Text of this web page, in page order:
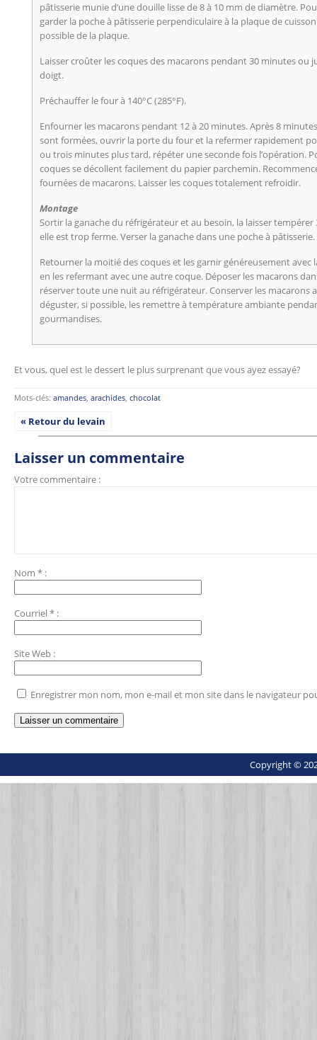
pâtisserie munie d’une douille lisse de 8 à 10 mm de diamètre.
garder la poche à pâtisserie perpendiculaire à la plaque de
possible de la plaque.
Laisser croûter les coques des macarons pendant 30 minutes ou
doigt.
Préchauffer le four à 140°C (285°F).
Enfourner les macarons pendant 12 à 20 minutes. Après 8
sont formées, ouvrir la porte du four et la refermer rapidement
ou trois minutes plus tard, répéter une seconde fois l’opération.
coques se décollent facilement du papier parchemin.
fournées de macarons. Laisser les coques totalement refroidir.
Montage
Sortir la ganache du réfrigérateur et au besoin, la laisser tempérer
elle est trop ferme. Verser la ganache dans une poche à pâtisserie.
Retourner la moitié des coques et les garnir généreusement avec
en les refermant avec une autre coque. Déposer les macarons
réserver toute une nuit au réfrigérateur. Conserver les macarons
déguster, si possible, les remettre à température ambiante
gourmandises.
Et vous, quel est le dessert le plus surprenant que vous ayez essayé?
Mots-clés: amandes, arachides, chocolat
« Retour du levain
Laisser un commentaire
Votre commentaire :
Nom * :
Courriel * :
Site Web :
Enregistrer mon nom, mon e-mail et mon site dans le navigateur
Copyright ©